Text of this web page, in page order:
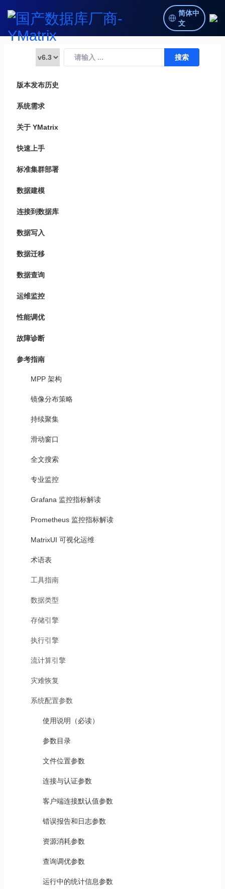
简体中
文
版本发布历史
系统需求
关于 YMatrix
快速上手
标准集群部署
数据建模
连接到数据库
数据写入
数据迁移
数据查询
运维监控
性能调优
故障诊断
参考指南
MPP 架构
镜像分布策略
持续聚集
滑动窗口
全文搜索
专业监控
Grafana 监控指标解读
Prometheus 监控指标解读
MatrixUI 可视化运维
术语表
工具指南
数据类型
存储引擎
执行引擎
流计算引擎
灾难恢复
系统配置参数
使用说明（必读）
参数目录
文件位置参数
连接与认证参数
客户端连接默认值参数
错误报告和日志参数
资源消耗参数
查询调优参数
运行中的统计信息参数